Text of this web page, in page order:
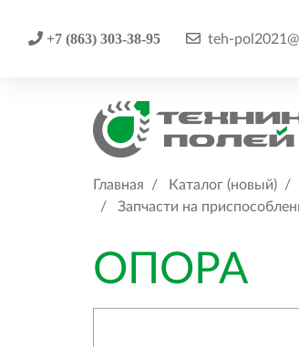
+7 (863) 303-38-95 teh-
Главная Каталог (новый)
Запчасти на
ОПОРА